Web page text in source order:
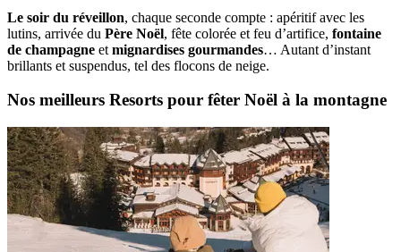
Le soir du réveillon, chaque seconde compte : apéritif avec les
lutins, arrivée du Père Noël, fête colorée et feu d’artifice, fontaine
de champagne et mignardises gourmandes… Autant d’instant
brillants et suspendus, tel des flocons de neige.
Nos meilleurs Resorts pour fêter Noël à la montagne